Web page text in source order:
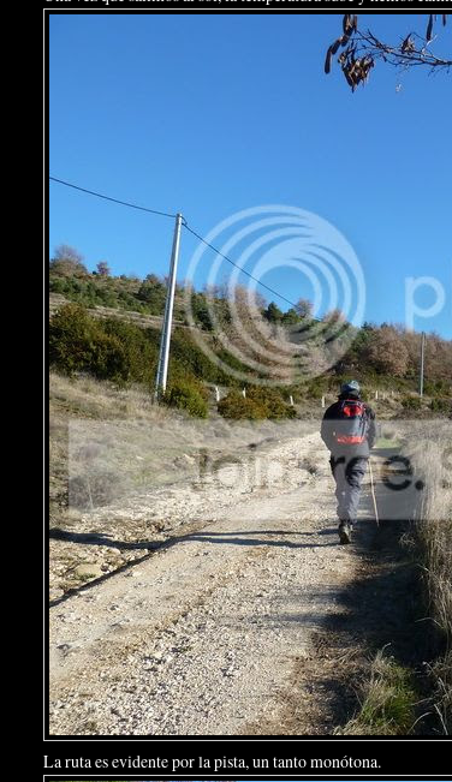
La ruta es evidente por la pista, un tanto monótona.